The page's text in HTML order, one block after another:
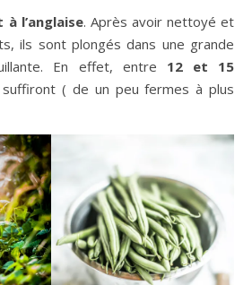
l’anglaise. Après avoir nettoyé et
ils sont plongés dans une grande
En effet, entre 12 et 15
suffiront ( de un peu fermes à plus